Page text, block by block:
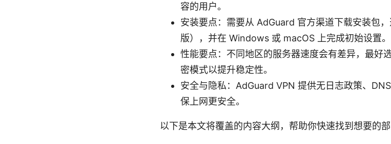
容的用户。
安装要点：需要从 AdGuard 官方渠道下载安装包
版），并在 Windows 或 macOS 上完成初始设置。
性能要点：不同地区的服务器速度会有差异，最好
密模式以提升稳定性。
安全与隐私：AdGuard VPN 提供无日志政策、
保上网更安全。
以下是本文将覆盖的内容大纲，帮助你快速找到想要的部